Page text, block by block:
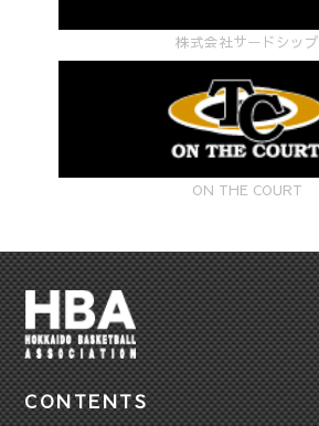
株式会社サードシップ
ON THE COURT
CONTENTS